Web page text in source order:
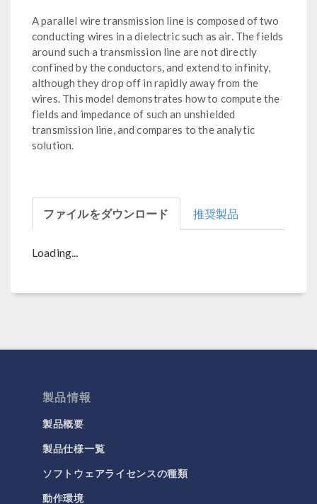
A parallel wire transmission line is composed of two
conducting wires in a dielectric such as air. The fields
around such a transmission line are not directly
confined by the conductors, and extend to infinity,
although they drop off in rapidly away from the
wires. This model demonstrates how to compute the
fields and impedance of such an unshielded
transmission line, and compares to the analytic
solution.
ファイルをダウンロード 推奨製品
Loading...
製品情報
製品概要
製品仕様一覧
ソフトウェアライセンスの種類
動作環境